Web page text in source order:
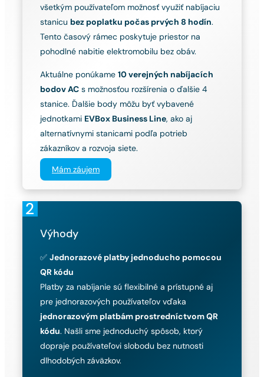
všetkým používateľom možnosť využiť nabíjaciu
stanicu bez poplatku počas prvých 8 hodín.
Tento časový rámec poskytuje priestor na
pohodlné nabitie elektromobilu bez obáv.
Aktuálne ponúkame 10 verejných nabíjacích
bodov AC s možnosťou rozšírenia o ďalšie 4
stanice. Ďalšie body môžu byť vybavené
jednotkami EVBox Business Line, ako aj
alternatívnymi stanicami podľa potrieb
zákazníkov a rozvoja siete.
Mám záujem
Výhody
✅ Jednorazové platby jednoducho pomocou
QR kódu
Platby za nabíjanie sú flexibilné a prístupné aj
pre jednorazových používateľov vďaka
jednorazovým platbám prostredníctvom QR
kódu. Našli sme jednoduchý spôsob, ktorý
dopraje používateľovi slobodu bez nutnosti
dlhodobých záväzkov.